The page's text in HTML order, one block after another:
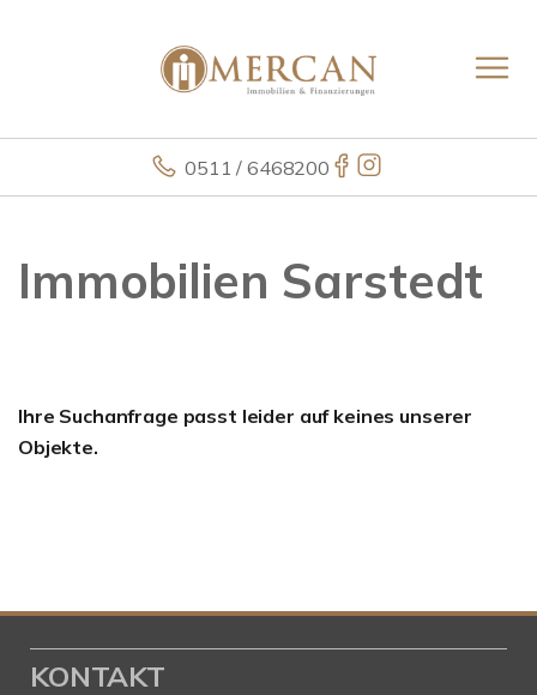
0511 / 6468200
Immobilien Sarstedt
Ihre Suchanfrage passt leider auf keines unserer
Objekte.
KONTAKT